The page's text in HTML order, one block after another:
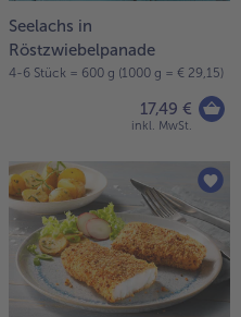
7 Schlemmermenüs nach Wahl
Seelachs in
Röstzwiebelpanade
4-6 Stück = 600 g (1000 g = € 29,15)
17,49 €
inkl. MwSt.